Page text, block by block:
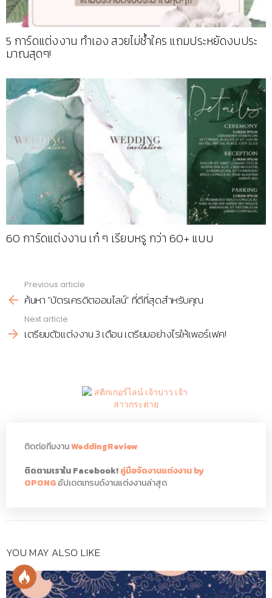
5 การ์ดแต่งงาน ทำเอง สวยไม่ซ้ำใคร แถมประหยัดงบประ
มาณสุดๆ!
60 การ์ดแต่งงาน เก๋ ๆ เรียบหรู กว่า 60+ แบบ
more
Previous article
ค้นหา “บัตรเครดิตออนไลน์” ที่ดีที่สุดสำหรับคุณ
Next article
เตรียมตัวแต่งงาน 3 เดือน เตรียมอย่างไรให้เพอร์เฟค!
ติดต่อทีมงานWeddingReview
ติดตามเราใน Facebook!คู่มือจัดงานแต่งงาน by
OPONGอัปเดตเทรนด์งานแต่งงานล่าสุด
YOU MAY ALSO LIKE